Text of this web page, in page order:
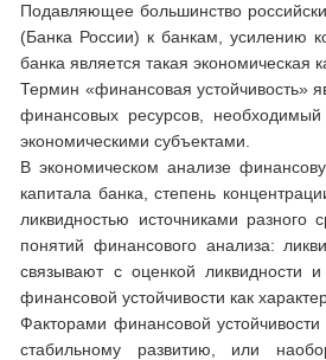
Подавляющее большинство
(Банка России) к банкам, усилению
банка является такая экономическая
Термин «финансовая устойчивость»
финансовых ресурсов,
экономическими субъектами.
В экономическом анализе
капитала банка, степень
ликвидностью источниками
понятий финансового анализа:
связывают с оценкой ликвидности
финансовой устойчивости как
Факторами финансовой
стабильному развитию, или